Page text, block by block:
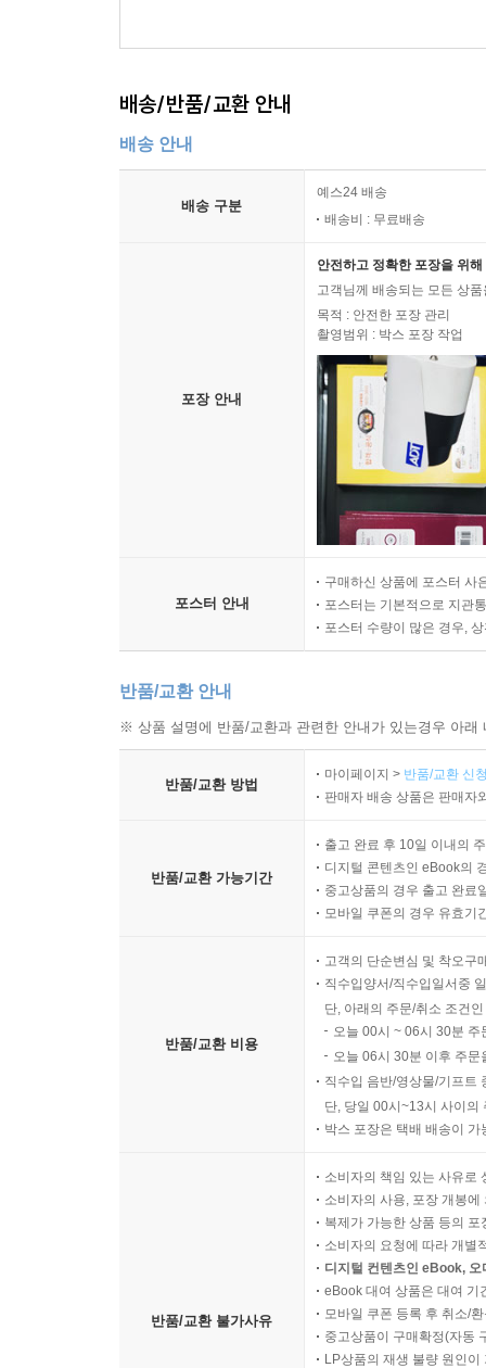
배송/반품/교환 안내
배송 안내
배송 구분
예스24 배송
배송비 : 무료배송
포장 안내
안전하고 정확한 포장을 위
고객님께 배송되는 모든 상
목적 : 안전한 포장 관리
촬영범위 : 박스 포장 작업
포스터 안내
구매하신 상품에 포스터 사
포스터는 기본적으로 지관
포스터 수량이 많은 경우,
반품/교환 안내
※ 상품 설명에 반품/교환과 관련한 안내가 있는경우 아
반품/교환 방법
마이페이지 > 반품/교환 신
판매자 배송 상품은 판매자
반품/교환 가능기간
출고 완료 후 10일 이내의
디지털 콘텐츠인 eBook의
중고상품의 경우 출고 완료
모바일 쿠폰의 경우 유효기
반품/교환 비용
고객의 단순변심 및 착오구
직수입양서/직수입일서중
단, 아래의 주문/취소 조건
오늘 00시 ~ 06시 30분
오늘 06시 30분 이후 주
직수입 음반/영상물/기프트
단, 당일 00시~13시 사이의
박스 포장은 택배 배송이
반품/교환 불가사유
소비자의 책임 있는 사유로
소비자의 사용, 포장 개봉
복제가 가능한 상품 등의
소비자의 요청에 따라 개별
디지털 컨텐츠인 eBook,
eBook 대여 상품은 대여 기
모바일 쿠폰 등록 후 취소/
중고상품이 구매확정(자동
LP상품의 재생 불량 원인